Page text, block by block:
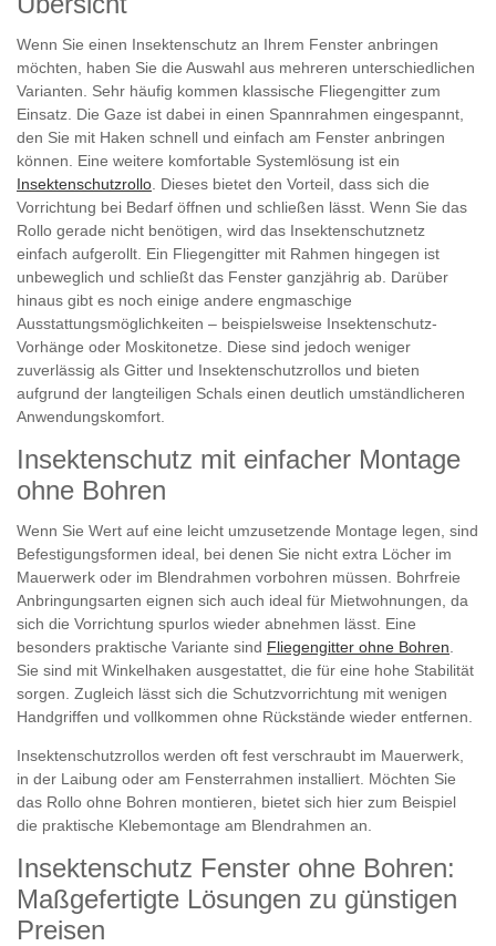
Wenn Sie einen Insektenschutz an Ihrem Fenster anbringen
möchten, haben Sie die Auswahl aus mehreren unterschiedlichen
Varianten. Sehr häufig kommen klassische Fliegengitter zum
Einsatz. Die Gaze ist dabei in einen Spannrahmen eingespannt,
den Sie mit Haken schnell und einfach am Fenster anbringen
können. Eine weitere komfortable Systemlösung ist ein
Insektenschutzrollo . Dieses bietet den Vorteil, dass sich die
Vorrichtung bei Bedarf öffnen und schließen lässt. Wenn Sie das
Rollo gerade nicht benötigen, wird das Insektenschutznetz
einfach aufgerollt. Ein Fliegengitter mit Rahmen hingegen ist
unbeweglich und schließt das Fenster ganzjährig ab. Darüber
hinaus gibt es noch einige andere engmaschige
Ausstattungsmöglichkeiten – beispielsweise Insektenschutz-
Vorhänge oder Moskitonetze. Diese sind jedoch weniger
zuverlässig als Gitter und Insektenschutzrollos und bieten
aufgrund der langteiligen Schals einen deutlich umständlicheren
Anwendungskomfort.
Insektenschutz mit einfacher Montage
ohne Bohren
Wenn Sie Wert auf eine leicht umzusetzende Montage legen, sind
Befestigungsformen ideal, bei denen Sie nicht extra Löcher im
Mauerwerk oder im Blendrahmen vorbohren müssen. Bohrfreie
Anbringungsarten eignen sich auch ideal für Mietwohnungen, da
sich die Vorrichtung spurlos wieder abnehmen lässt. Eine
besonders praktische Variante sind Fliegengitter ohne Bohren
Sie sind mit Winkelhaken ausgestattet, die für eine hohe Stabilität
sorgen. Zugleich lässt sich die Schutzvorrichtung mit wenigen
Handgriffen und vollkommen ohne Rückstände wieder entfernen.
Insektenschutzrollos werden oft fest verschraubt im Mauerwerk,
in der Laibung oder am Fensterrahmen installiert. Möchten Sie
das Rollo ohne Bohren montieren, bietet sich hier zum Beispiel
die praktische Klebemontage am Blendrahmen an.
Insektenschutz Fenster ohne Bohren:
Maßgefertigte Lösungen zu günstigen
Preisen